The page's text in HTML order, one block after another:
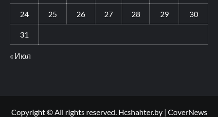
24 25 26 27 28 29 30
31
« Июл
Copyright © All rights reserved. Hcshahter.by | CoverNews